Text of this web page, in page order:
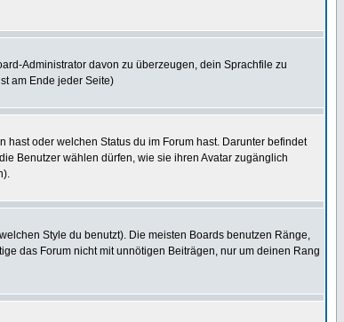
Administrator davon zu überzeugen, dein Sprachfile zu
am Ende jeder Seite)
oder welchen Status du im Forum hast. Darunter befindet
Benutzer wählen dürfen, wie sie ihren Avatar zugänglich
Style du benutzt). Die meisten Boards benutzen Ränge,
das Forum nicht mit unnötigen Beiträgen, nur um deinen Rang